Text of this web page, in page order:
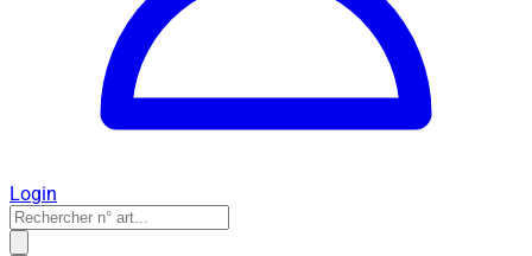
Login